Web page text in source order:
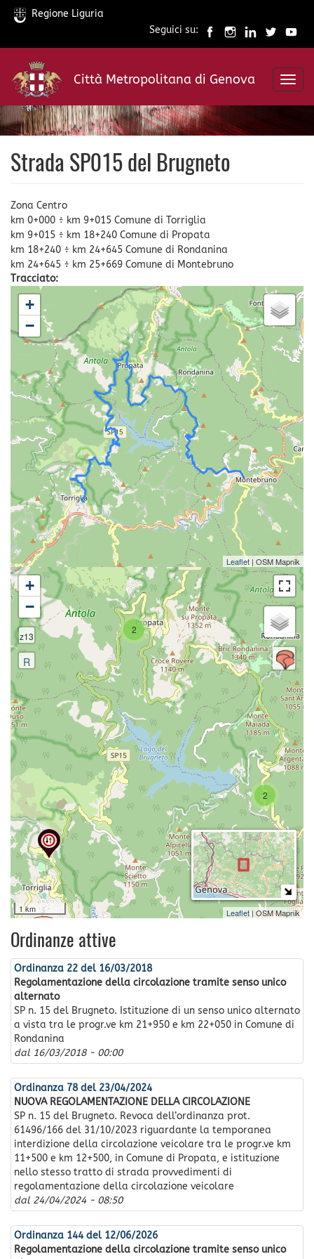
Salta
contenuto
principale
Regione Liguria
Seguici su:
Città Metropolitana di Genova
Strada SP015 del Brugneto
Zona Centro
km 0+000 ÷ km 9+015 Comune di Torriglia
km 9+015 ÷ km 18+240 Comune di Propata
km 18+240 ÷ km 24+645 Comune di Rondanina
km 24+645 ÷ km 25+669 Comune di Montebruno
Tracciato:
+
−
Leaflet| OSM Mapnik
2
2
+
−
z13
R
1 km Leaflet| OSM Mapnik
Ordinanze attive
Ordinanza 22 del 16/03/2018
Regolamentazione della circolazione tramite senso unico
alternato
SP n. 15 del Brugneto. Istituzione di un senso unico alternato
a vista tra le progr.ve km 21+950 e km 22+050 in Comune di
Rondanina
dal 16/03/2018 - 00:00
Ordinanza 78 del 23/04/2024
NUOVA REGOLAMENTAZIONE DELLA CIRCOLAZIONE
SP n. 15 del Brugneto. Revoca dell’ordinanza prot.
61496/166 del 31/10/2023 riguardante la temporanea
interdizione della circolazione veicolare tra le progr.ve km
11+500 e km 12+500, in Comune di Propata, e istituzione
nello stesso tratto di strada provvedimenti di
regolamentazione della circolazione veicolare
dal 24/04/2024 - 08:50
Ordinanza 144 del 12/06/2026
Regolamentazione della circolazione tramite senso unico